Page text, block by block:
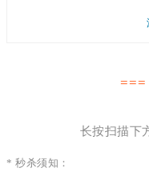
===
长按扫描下
* 秒杀须知：